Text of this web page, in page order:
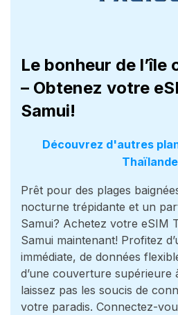
Le bonheur de l’île
– Obtenez votre
Samui!
Découvrez d'autres
Thaïlande
Prêt pour des plages
nocturne trépidante et un
Samui? Achetez votre eSIM
Samui maintenant! Profitez
immédiate, de données
d’une couverture supérieure
laissez pas les soucis de
votre paradis. Connectez-